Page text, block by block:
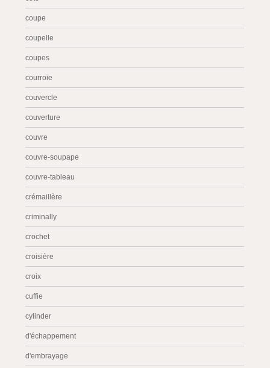
coupe
coupelle
coupes
courroie
couvercle
couverture
couvre
couvre-soupape
couvre-tableau
crémaillère
criminally
crochet
croisière
croix
cuffie
cylinder
d'échappement
d'embrayage